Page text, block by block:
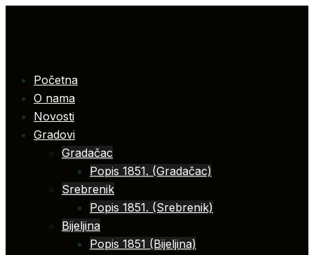
Početna
O nama
Novosti
Gradovi
Gradačac
Popis 1851. (Gradačac)
Srebrenik
Popis 1851. (Srebrenik)
Bijeljina
Popis 1851 (Bijeljina)